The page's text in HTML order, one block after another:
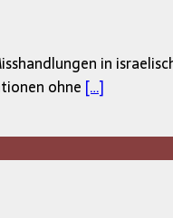
in
ohne […]